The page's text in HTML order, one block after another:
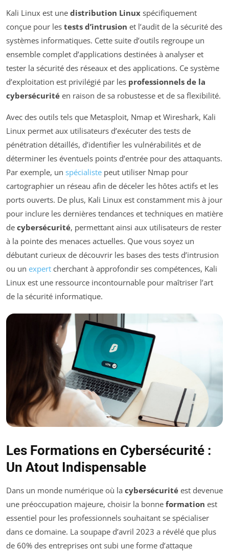
Kali Linux est une distribution Linux spécifiquement
conçue pour les tests d’intrusion et l’audit de la sécurité des
systèmes informatiques. Cette suite d’outils regroupe un
ensemble complet d’applications destinées à analyser et
tester la sécurité des réseaux et des applications. Ce système
d’exploitation est privilégié par les professionnels de la
cybersécurité en raison de sa robustesse et de sa flexibilité.
Avec des outils tels que Metasploit, Nmap et Wireshark, Kali
Linux permet aux utilisateurs d’exécuter des tests de
pénétration détaillés, d’identifier les vulnérabilités et de
déterminer les éventuels points d’entrée pour des attaquants.
Par exemple, un spécialiste peut utiliser Nmap pour
cartographier un réseau afin de déceler les hôtes actifs et les
ports ouverts. De plus, Kali Linux est constamment mis à jour
pour inclure les dernières tendances et techniques en matière
de cybersécurité, permettant ainsi aux utilisateurs de rester
à la pointe des menaces actuelles. Que vous soyez un
débutant curieux de découvrir les bases des tests d’intrusion
ou un expert cherchant à approfondir ses compétences, Kali
Linux est une ressource incontournable pour maîtriser l’art
de la sécurité informatique.
Les Formations en Cybersécurité :
Un Atout Indispensable
Dans un monde numérique où la cybersécurité est devenue
une préoccupation majeure, choisir la bonne formation est
essentiel pour les professionnels souhaitant se spécialiser
dans ce domaine. La soupape d’avril 2023 a révélé que plus
de 60% des entreprises ont subi une forme d’attaque